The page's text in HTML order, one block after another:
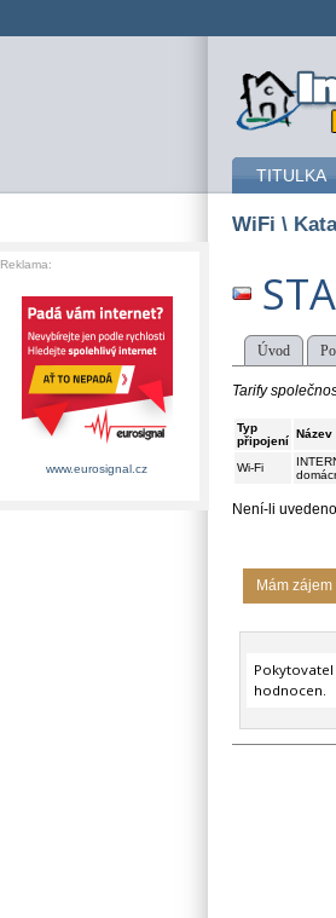
TITULKA
WiFi \
Úvod
Tarify
Typ
připojení
Název
Wi-Fi
Není-li
Mám
Pokytovatel
hodnocen.
Reklama:
www.eurosignal.cz